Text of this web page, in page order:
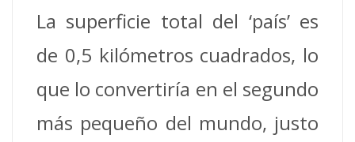
La superficie total del ‘país’ es
de 0,5 kilómetros cuadrados, lo
que lo convertiría en el segundo
más pequeño del mundo, justo